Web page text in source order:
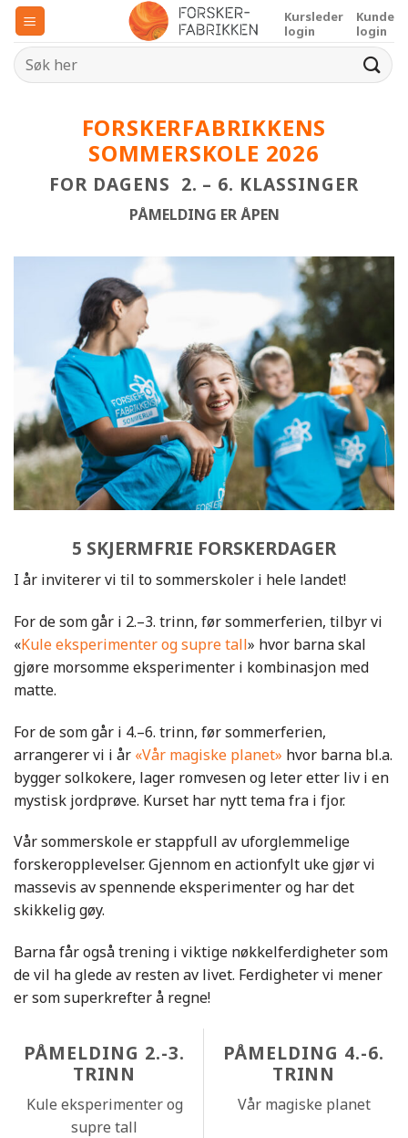
Skip
content
Kursleder
login
Kunde
login
FORSKERFABRIKKENS
SOMMERSKOLE 2026
FOR DAGENS 2. – 6. KLASSINGER
PÅMELDING ER ÅPEN
5 SKJERMFRIE FORSKERDAGER
I år inviterer vi til to sommerskoler i hele landet!
For de som går i 2.–3. trinn, før sommerferien, tilbyr vi
«Kule eksperimenter og supre tall» hvor barna skal
gjøre morsomme eksperimenter i kombinasjon med
matte.
For de som går i 4.–6. trinn, før sommerferien,
arrangerer vi i år «Vår magiske planet» hvor barna bl.a.
bygger solkokere, lager romvesen og leter etter liv i en
mystisk jordprøve. Kurset har nytt tema fra i fjor.
Vår sommerskole er stappfull av uforglemmelige
forskeropplevelser. Gjennom en actionfylt uke gjør vi
massevis av spennende eksperimenter og har det
skikkelig gøy.
Barna får også trening i viktige nøkkelferdigheter som
de vil ha glede av resten av livet. Ferdigheter vi mener
er som superkrefter å regne!
PÅMELDING 2.-3.
TRINN
Kule eksperimenter og
supre tall
PÅMELDING 4.-6.
TRINN
Vår magiske planet